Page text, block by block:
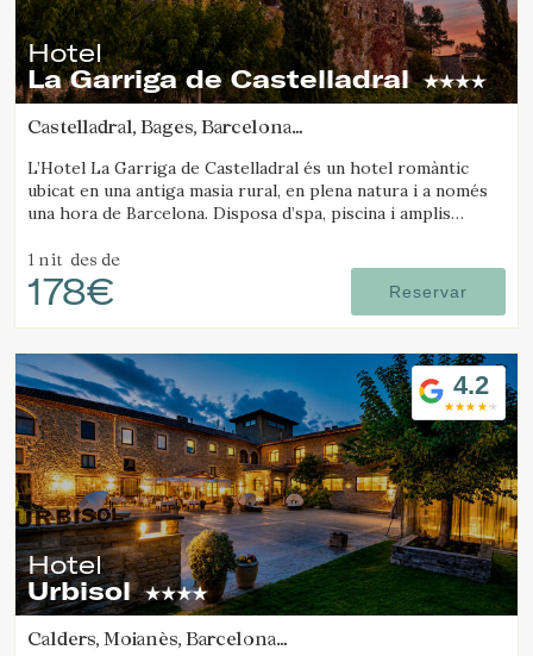
Hotel
La Garriga de Castelladral
Castelladral, Bages, Barcelona
L’Hotel La Garriga de Castelladral és un hotel romàntic
ubicat en una antiga masia rural, en plena natura i a només
una hora de Barcelona. Disposa d’spa, piscina i amplis
1 nit des de
178€ Reservar
4.2
Hotel
Urbisol
Calders, Moianès, Barcelona
informació sobre les preferències i les eleccions personals
de l'usuari a través de l'observació continuada dels seus
hàbits de navegació. Gràcies a elles, podem conèixer els
hàbits de navegació al lloc web i mostrar publicitat
relacionada amb el perfil de navegació de l'usuari.